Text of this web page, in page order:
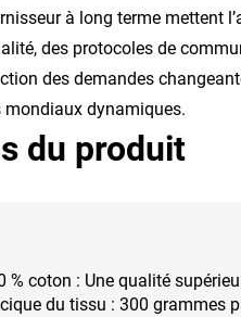
à long terme mettent
des protocoles de
des demandes
mondiaux dynamiques.
du produit
% coton : Une qualité
du tissu : 300 grammes